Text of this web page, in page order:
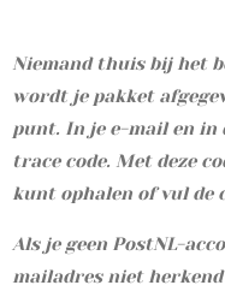
Niemand thuis bij het
wordt je pakket
punt. In je e-mail en in
trace code. Met deze
kunt ophalen of vul de
Als je geen PostNL-
mailadres niet